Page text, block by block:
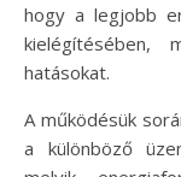
hogy a legjobb
kielégítésében,
hatásokat.
A működésük
a különböző